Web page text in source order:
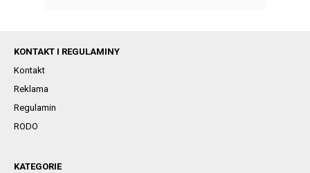
KONTAKT I REGULAMINY
Kontakt
Reklama
Regulamin
RODO
KATEGORIE